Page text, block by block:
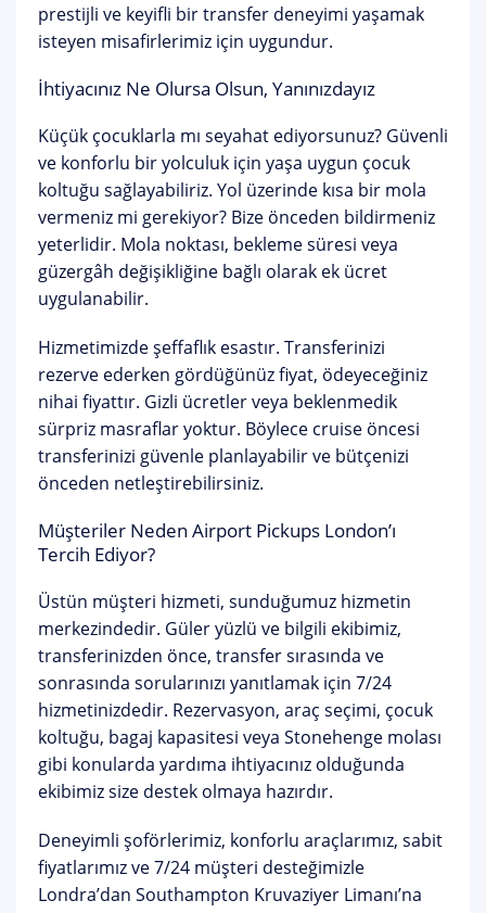
prestijli ve keyifli bir transfer deneyimi yaşamak
isteyen misafirlerimiz için uygundur.
İhtiyacınız Ne Olursa Olsun, Yanınızdayız
Küçük çocuklarla mı seyahat ediyorsunuz? Güvenli
ve konforlu bir yolculuk için yaşa uygun çocuk
koltuğu sağlayabiliriz. Yol üzerinde kısa bir mola
vermeniz mi gerekiyor? Bize önceden bildirmeniz
yeterlidir. Mola noktası, bekleme süresi veya
güzergâh değişikliğine bağlı olarak ek ücret
uygulanabilir.
Hizmetimizde şeffaflık esastır. Transferinizi
rezerve ederken gördüğünüz fiyat, ödeyeceğiniz
nihai fiyattır. Gizli ücretler veya beklenmedik
sürpriz masraflar yoktur. Böylece cruise öncesi
transferinizi güvenle planlayabilir ve bütçenizi
önceden netleştirebilirsiniz.
Müşteriler Neden Airport Pickups London’ı
Tercih Ediyor?
Üstün müşteri hizmeti, sunduğumuz hizmetin
merkezindedir. Güler yüzlü ve bilgili ekibimiz,
transferinizden önce, transfer sırasında ve
sonrasında sorularınızı yanıtlamak için 7/24
hizmetinizdedir. Rezervasyon, araç seçimi, çocuk
koltuğu, bagaj kapasitesi veya Stonehenge molası
gibi konularda yardıma ihtiyacınız olduğunda
ekibimiz size destek olmaya hazırdır.
Deneyimli şoförlerimiz, konforlu araçlarımız, sabit
fiyatlarımız ve 7/24 müşteri desteğimizle
Londra’dan Southampton Kruvaziyer Limanı’na